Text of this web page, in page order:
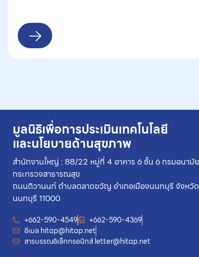
มูลนิธิเพื่อการประเมินเทคโนโลยี
และนโยบายด้านสุขภาพ
สำนักงานใหญ่ : 88/22 หมู่ที่ 4 อาคาร 6 ชั้น 6 กรมอนามัย
กระทรวงสาธารณสุข
ถนนติวานนท์ ตำบลตลาดขวัญ อำเภอเมืองนนทบุรี จังหวัด
นนทบุรี 11000
+662-590-4549
+662-590-4369
อีเมล hitap@hitap.net
สารบรรณอิเล็กทรอนิกส์letter@hitap.net